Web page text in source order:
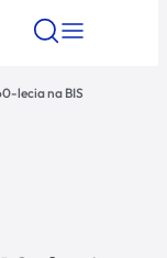
lecia na BIS